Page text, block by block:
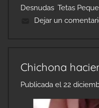
Desnudas Tetas
Dejar un
Chichona
Publicada el 22